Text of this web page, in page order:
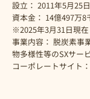
設立： 2011年5月25日
資本金： 14億497万8
※2025年3月31日現在
事業内容： 脱炭素事
物多様性等のSXサー
コーポレートサイト：